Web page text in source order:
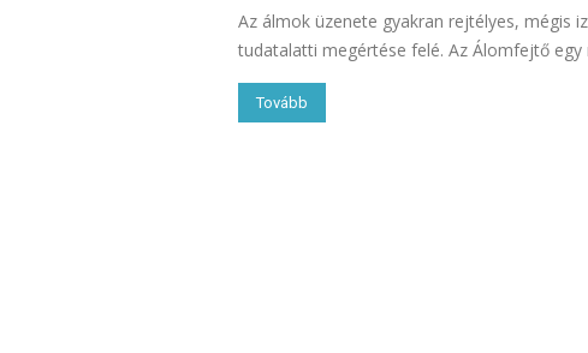
Az álmok üzenete gyakran rejtélyes, mégis
tudatalatti megértése felé. Az Álomfejtő
Tovább